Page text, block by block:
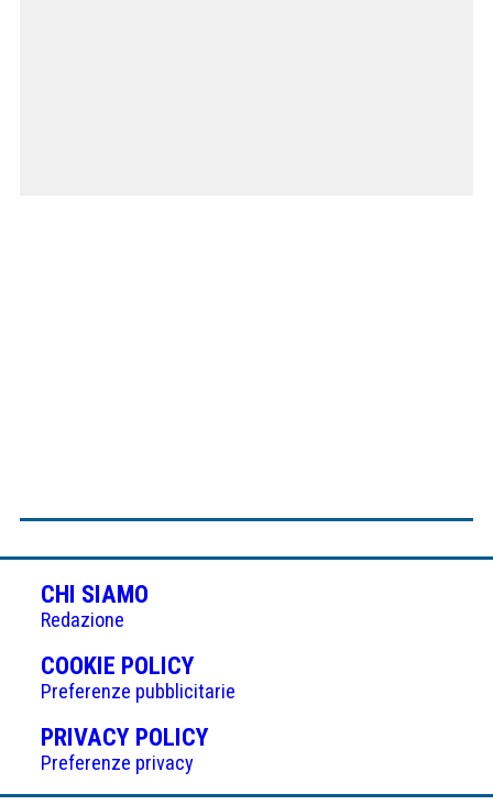
CHI SIAMO
Redazione
COOKIE POLICY(APRE
IN
UNA
NUOVA
Preferenze pubblicitarie
PRIVACY POLICY(APRE
UNA
Preferenze privacy